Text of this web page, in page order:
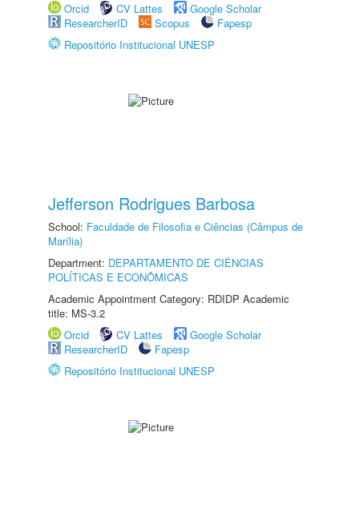
Orcid
CV Lattes
Google Scholar
ResearcherID
Scopus
Fapesp
Repositório Institucional UNESP
Jefferson Rodrigues Barbosa
School: Faculdade de Filosofia e Ciências (Câmpus de
Marília)
Department: DEPARTAMENTO DE CIÊNCIAS
POLÍTICAS E ECONÔMICAS
Academic Appointment Category: RDIDP Academic
title: MS-3.2
Orcid
CV Lattes
Google Scholar
ResearcherID
Fapesp
Repositório Institucional UNESP